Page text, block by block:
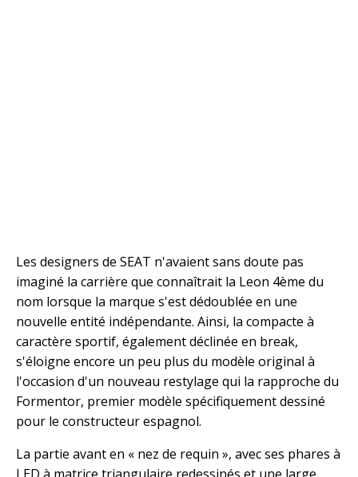
Les designers de SEAT n'avaient sans doute pas
imaginé la carrière que connaîtrait la Leon 4ème du
nom lorsque la marque s'est dédoublée en une
nouvelle entité indépendante. Ainsi, la compacte à
caractère sportif, également déclinée en break,
s'éloigne encore un peu plus du modèle original à
l'occasion d'un nouveau restylage qui la rapproche du
Formentor, premier modèle spécifiquement dessiné
pour le constructeur espagnol.
La partie avant en « nez de requin », avec ses phares à